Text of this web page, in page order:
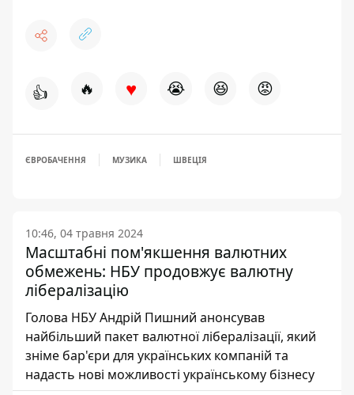
👍 🔥 ♥ 😭 😆 😡
ЄВРОБАЧЕННЯ МУЗИКА ШВЕЦІЯ
10:46, 04 травня 2024
Масштабні пом'якшення валютних
обмежень: НБУ продовжує валютну
лібералізацію
Голова НБУ Андрій Пишний анонсував
найбільший пакет валютної лібералізації, який
зніме бар'єри для українських компаній та
надасть нові можливості українському бізнесу